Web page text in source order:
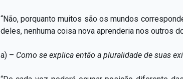
“Não, porquanto muitos são os mundos
deles, nenhuma coisa nova aprenderia nos outros
a) – Como se explica então a pluralidade de suas